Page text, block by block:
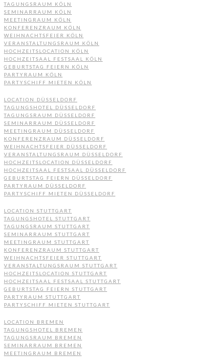
TAGUNGSRAUM KÖLN
SEMINARRAUM KÖLN
MEETINGRAUM KÖLN
KONFERENZRAUM KÖLN
WEIHNACHTSFEIER KÖLN
VERANSTALTUNGSRAUM KÖLN
HOCHZEITSLOCATION KÖLN
HOCHZEITSAAL FESTSAAL KÖLN
GEBURTSTAG FEIERN KÖLN
PARTYRAUM KÖLN
PARTYSCHIFF MIETEN KÖLN
LOCATION DÜSSELDORF
TAGUNGSHOTEL DÜSSELDORF
TAGUNGSRAUM DÜSSELDORF
SEMINARRAUM DÜSSELDORF
MEETINGRAUM DÜSSELDORF
KONFERENZRAUM DÜSSELDORF
WEIHNACHTSFEIER DÜSSELDORF
VERANSTALTUNGSRAUM DÜSSELDORF
HOCHZEITSLOCATION DÜSSELDORF
HOCHZEITSAAL FESTSAAL DÜSSELDORF
GEBURTSTAG FEIERN DÜSSELDORF
PARTYRAUM DÜSSELDORF
PARTYSCHIFF MIETEN DÜSSELDORF
LOCATION STUTTGART
TAGUNGSHOTEL STUTTGART
TAGUNGSRAUM STUTTGART
SEMINARRAUM STUTTGART
MEETINGRAUM STUTTGART
KONFERENZRAUM STUTTGART
WEIHNACHTSFEIER STUTTGART
VERANSTALTUNGSRAUM STUTTGART
HOCHZEITSLOCATION STUTTGART
HOCHZEITSAAL FESTSAAL STUTTGART
GEBURTSTAG FEIERN STUTTGART
PARTYRAUM STUTTGART
PARTYSCHIFF MIETEN STUTTGART
LOCATION BREMEN
TAGUNGSHOTEL BREMEN
TAGUNGSRAUM BREMEN
SEMINARRAUM BREMEN
MEETINGRAUM BREMEN